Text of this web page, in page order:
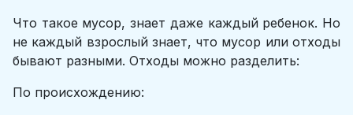
Что такое мусор, знает даже каждый ребенок. Но
не каждый взрослый знает, что мусор или отходы
бывают разными. Отходы можно разделить:
По происхождению: